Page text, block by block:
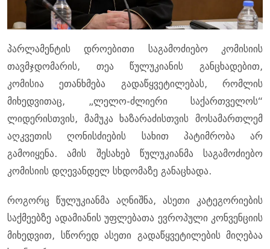
პარლამენტის დროებითი საგამოძიებო კომისიის
თავმჯდომარის, თეა წულუკიანის განცხადებით,
კომისია ეთანხმება გადაწყვეტილებას, რომლის
მიხედვითაც, „ლელო-ძლიერი საქართველოს“
ლიდერისთვის, მამუკა ხაზარაძისთვის მოსამართლემ
აღკვეთის ღონისძიების სახით პატიმრობა არ
გამოიყენა. ამის შესახებ წულუკიანმა საგამოძიებო
კომისიის დღევანდელ სხდომაზე განაცხადა.
როგორც წულუკიანმა აღნიშნა, ასეთი კატეგორიების
საქმეებზე ადამიანის უფლებათა ევროპული კონვენციის
მიხედვით, სწორედ ასეთი გადაწყვეტილების მიღებაა